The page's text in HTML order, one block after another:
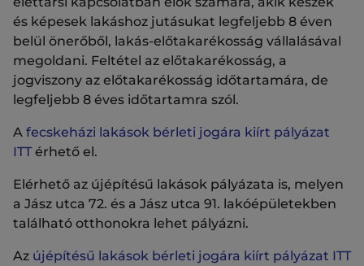
és képesek lakáshoz jutásukat legfeljebb 8 éven
belül önerőből, lakás-előtakarékosság vállalásával
megoldani. Feltétel az előtakarékosság, a
jogviszony az előtakarékosság időtartamára, de
legfeljebb 8 éves időtartamra szól.
A fecskeházi lakások bérleti jogára kiírt pályázat
ITTérhető el.
Elérhető az újépítésű lakások pályázata is, melyen
a Jász utca 72. és a Jász utca 91. lakóépületekben
található otthonokra lehet pályázni.
Az újépítésű lakások bérleti jogára kiírt pályázat ITT